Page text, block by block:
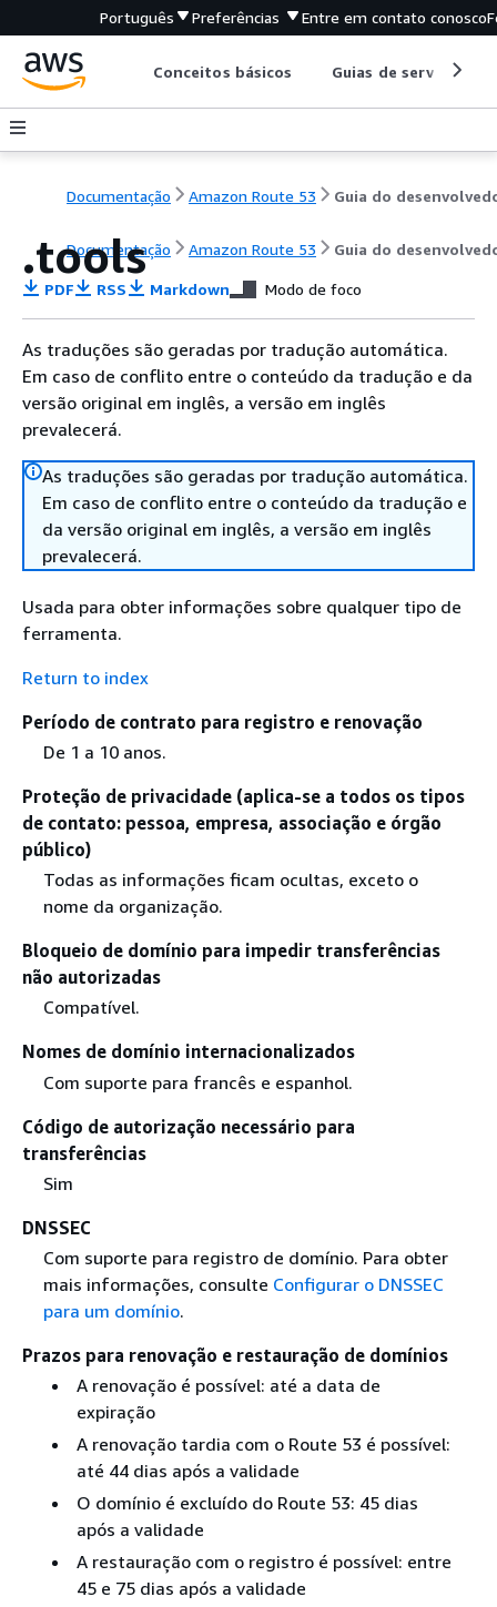
Português Preferências Entre em contato conosco
Conceitos básicos Guias de serviço
Documentação Amazon Route 53 Guia do
Documentação Amazon Route 53 Guia do
.tools
PDF RSS Markdown Modo de foco
As traduções são geradas por tradução automática.
Em caso de conflito entre o conteúdo da tradução e da
versão original em inglês, a versão em inglês
prevalecerá.
As traduções são geradas por tradução automática.
Em caso de conflito entre o conteúdo da tradução e
da versão original em inglês, a versão em inglês
prevalecerá.
Usada para obter informações sobre qualquer tipo de
ferramenta.
Return to index
Período de contrato para registro e renovação
De 1 a 10 anos.
Proteção de privacidade (aplica-se a todos os tipos
de contato: pessoa, empresa, associação e órgão
público)
Todas as informações ficam ocultas, exceto o
nome da organização.
Bloqueio de domínio para impedir transferências
não autorizadas
Compatível.
Nomes de domínio internacionalizados
Com suporte para francês e espanhol.
Código de autorização necessário para
transferências
Sim
DNSSEC
Com suporte para registro de domínio. Para obter
mais informações, consulte Configurar o DNSSEC
para um domínio.
Prazos para renovação e restauração de domínios
A renovação é possível: até a data de
expiração
A renovação tardia com o Route 53 é possível:
até 44 dias após a validade
O domínio é excluído do Route 53: 45 dias
após a validade
A restauração com o registro é possível: entre
45 e 75 dias após a validade